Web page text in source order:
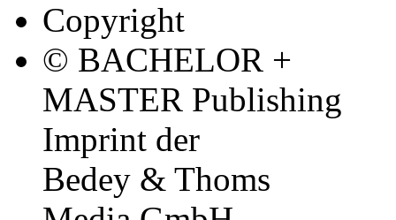
Copyright
© BACHELOR +
MASTER Publishing
Imprint der
Bedey & Thoms